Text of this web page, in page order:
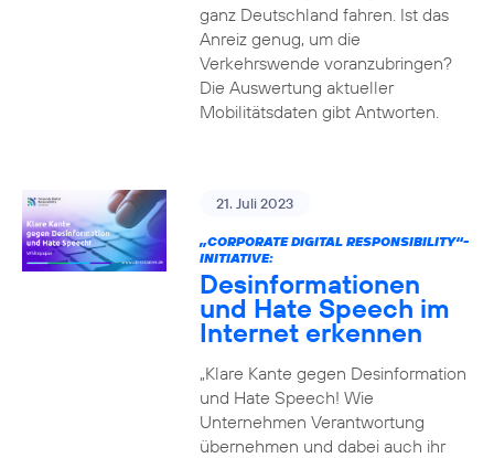
ganz Deutschland fahren. Ist das
Anreiz genug, um die
Verkehrswende voranzubringen?
Die Auswertung aktueller
Mobilitätsdaten gibt Antworten.
21. Juli 2023
„CORPORATE DIGITAL RESPONSIBILITY“-
INITIATIVE:
Desinformationen
und Hate Speech im
Internet erkennen
„Klare Kante gegen Desinformation
und Hate Speech! Wie
Unternehmen Verantwortung
übernehmen und dabei auch ihr